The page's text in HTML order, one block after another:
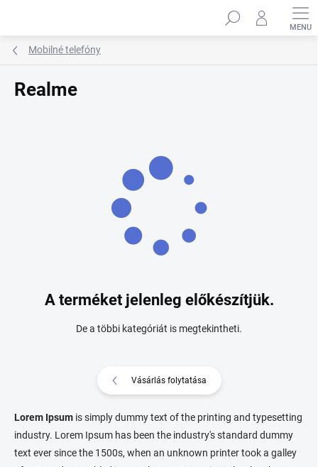
tartalomhoz
Keresés
Mobilné telefóny
Realme
A terméket jelenleg előkészítjük.
De a többi kategóriát is megtekintheti.
Vásárlás folytatása
Lorem Ipsum is simply dummy text of the printing and typesetting
industry. Lorem Ipsum has been the industry's standard dummy
text ever since the 1500s, when an unknown printer took a galley